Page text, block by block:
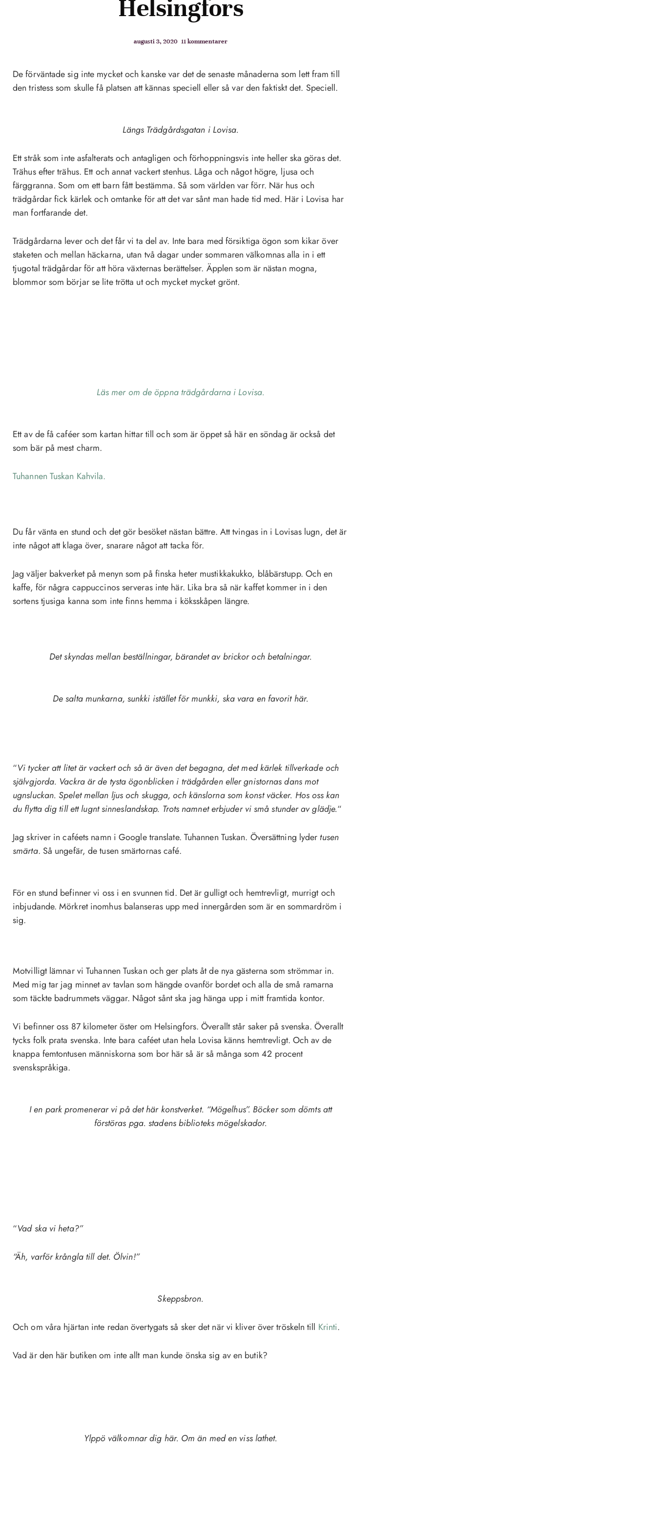
Helsingfors
augusti 3, 2020 11 kommentarer
De förväntade sig inte mycket och kanske var det de senaste månaderna som lett fram till
den tristess som skulle få platsen att kännas speciell eller så var den faktiskt det. Speciell.
Längs Trädgårdsgatan i Lovisa.
Ett stråk som inte asfalterats och antagligen och förhoppningsvis inte heller ska göras det.
Trähus efter trähus. Ett och annat vackert stenhus. Låga och något högre, ljusa och
färggranna. Som om ett barn fått bestämma. Så som världen var förr. När hus och
trädgårdar fick kärlek och omtanke för att det var sånt man hade tid med. Här i Lovisa har
man fortfarande det.
Trädgårdarna lever och det får vi ta del av. Inte bara med försiktiga ögon som kikar över
staketen och mellan häckarna, utan två dagar under sommaren välkomnas alla in i ett
tjugotal trädgårdar för att höra växternas berättelser. Äpplen som är nästan mogna,
blommor som börjar se lite trötta ut och mycket mycket grönt.
Läs mer om de öppna trädgårdarna i Lovisa.
Ett av de få caféer som kartan hittar till och som är öppet så här en söndag är också det
som bär på mest charm.
Tuhannen Tuskan Kahvila.
Du får vänta en stund och det gör besöket nästan bättre. Att tvingas in i Lovisas lugn, det är
inte något att klaga över, snarare något att tacka för.
Jag väljer bakverket på menyn som på finska heter mustikkakukko, blåbärstupp. Och en
kaffe, för några cappuccinos serveras inte här. Lika bra så när kaffet kommer in i den
sortens tjusiga kanna som inte finns hemma i köksskåpen längre.
Det skyndas mellan beställningar, bärandet av brickor och betalningar.
De salta munkarna, sunkki istället för munkki, ska vara en favorit här.
“Vi tycker att litet är vackert och så är även det begagna, det med kärlek tillverkade och
självgjorda. Vackra är de tysta ögonblicken i trädgården eller gnistornas dans mot
ugnsluckan. Spelet mellan ljus och skugga, och känslorna som konst väcker. Hos oss kan
du flytta dig till ett lugnt sinneslandskap. Trots namnet erbjuder vi små stunder av glädje.“
Jag skriver in caféets namn i Google translate. Tuhannen Tuskan. Översättning lyder tusen
smärta. Så ungefär, de tusen smärtornas café.
För en stund befinner vi oss i en svunnen tid. Det är gulligt och hemtrevligt, murrigt och
inbjudande. Mörkret inomhus balanseras upp med innergården som är en sommardröm i
sig.
Motvilligt lämnar vi Tuhannen Tuskan och ger plats åt de nya gästerna som strömmar in.
Med mig tar jag minnet av tavlan som hängde ovanför bordet och alla de små ramarna
som täckte badrummets väggar. Något sånt ska jag hänga upp i mitt framtida kontor.
Vi befinner oss 87 kilometer öster om Helsingfors. Överallt står saker på svenska. Överallt
tycks folk prata svenska. Inte bara caféet utan hela Lovisa känns hemtrevligt. Och av de
knappa femtontusen människorna som bor här så är så många som 42 procent
svenskspråkiga.
I en park promenerar vi på det här konstverket. “Mögelhus”. Böcker som dömts att
förstöras pga. stadens biblioteks mögelskador.
“Vad ska vi heta?”
“Äh, varför krångla till det. Ölvin!”
Skeppsbron.
Och om våra hjärtan inte redan övertygats så sker det när vi kliver över tröskeln till Krinti.
Vad är den här butiken om inte allt man kunde önska sig av en butik?
Ylppö välkomnar dig här. Om än med en viss lathet.